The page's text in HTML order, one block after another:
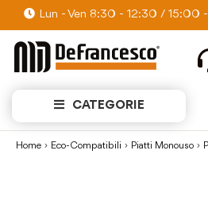
Lun - Ven 8:30 - 12:30 / 15:00
PROMO KIT:
CATEGORIE
Home Eco-Compatibili Piatti Monouso